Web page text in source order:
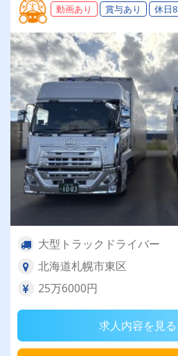
動画あり 賞与あり 休日
大型トラックドライバー
北海道札幌市東区
25万6000円
求人内容を見る